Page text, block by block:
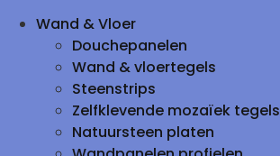
Wand & Vloer
Douchepanelen
Wand & vloertegels
Steenstrips
Zelfklevende mozaïek tegels
Natuursteen platen